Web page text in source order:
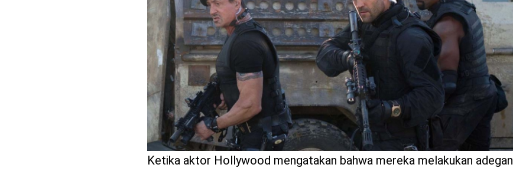
benefit
menarik
Ketika aktor Hollywood mengatakan bahwa mereka melakukan adegan